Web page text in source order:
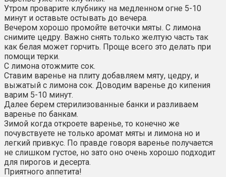
Утром проварите клубнику на медленном огне 5-10
минут и оставьте остывать до вечера.
Вечером хорошо промойте веточки мяты. С лимона
снимите цедру. Важно снять только желтую часть так
как белая может горчить. Проще всего это делать при
помощи терки.
С лимона отожмите сок.
Ставим варенье на плиту добавляем мяту, цедру, и
выжатый с лимона сок. Доводим варенье до кипения
варим 5-10 минут.
Далее берем стерилизованные банки и разливаем
варенье по банкам.
Зимой когда откроете варенье, то конечно же
почувствуете не только аромат мяты и лимона но и
легкий привкус. По правде говоря варенье получается
не слишком густое, но зато оно очень хорошо подходит
для пирогов и десерта.
Приятного аппетита!